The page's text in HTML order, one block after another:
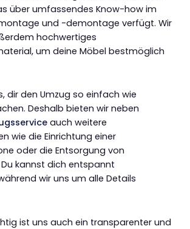
über umfassendes Know-how im
und -demontage verfügt. Wir
hochwertiges
um deine Möbel bestmöglich
dir den Umzug so einfach wie
Deshalb bieten wir neben
auch weitere
wie die Einrichtung einer
oder die Entsorgung von
kannst dich entspannt
wir uns um alle Details
ist uns auch ein transparenter und